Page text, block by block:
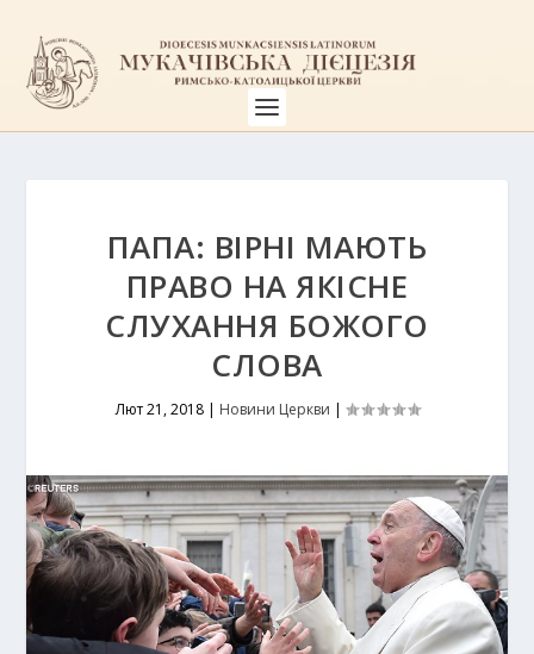
ПАПА: ВІРНІ МАЮТЬ
ПРАВО НА ЯКІСНЕ
СЛУХАННЯ БОЖОГО
СЛОВА
Лют 21, 2018| Новини Церкви |